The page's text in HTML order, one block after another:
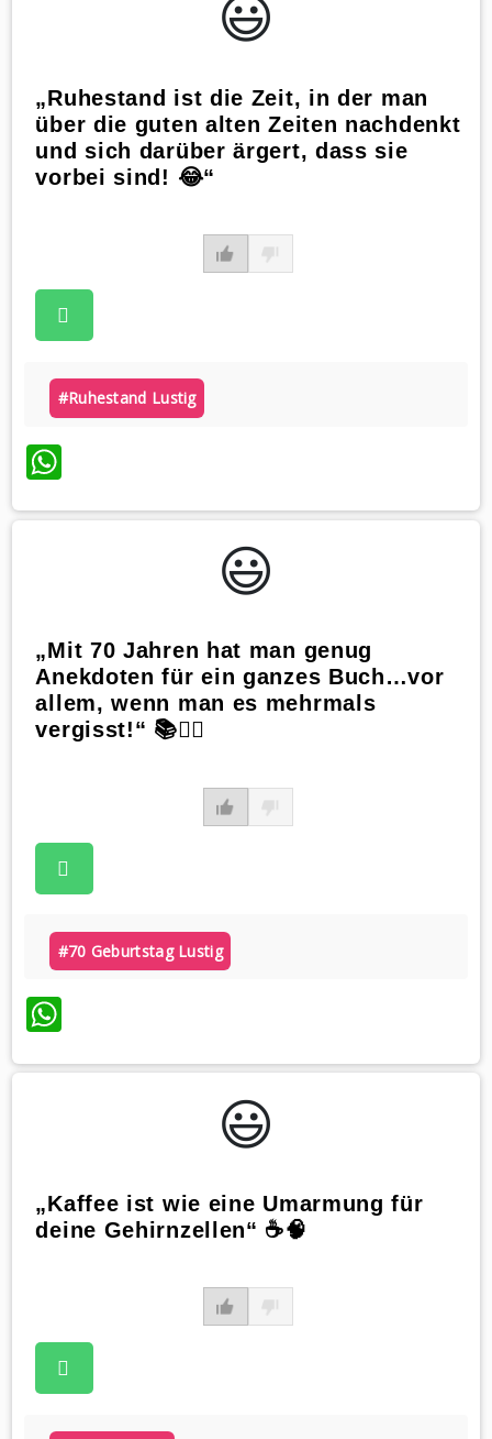
😃️
„Ruhestand ist die Zeit, in der man
über die guten alten Zeiten nachdenkt
und sich darüber ärgert, dass sie
vorbei sind! 😂“
#ruhestand Lustig
WhatsApp
😃️
„Mit 70 Jahren hat man genug
Anekdoten für ein ganzes Buch…vor
allem, wenn man es mehrmals
vergisst!“ 📚🤷‍♂️
#70 Geburtstag Lustig
WhatsApp
😃️
„Kaffee ist wie eine Umarmung für
deine Gehirnzellen“ ☕️🧠